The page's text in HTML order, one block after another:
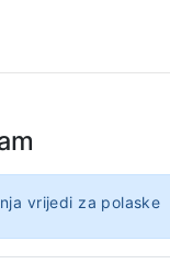
vrijedi za polaske